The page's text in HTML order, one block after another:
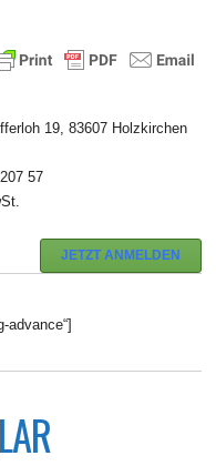
19, 83607 Holzkirchen
57
JETZT ANMELDEN
advance“]